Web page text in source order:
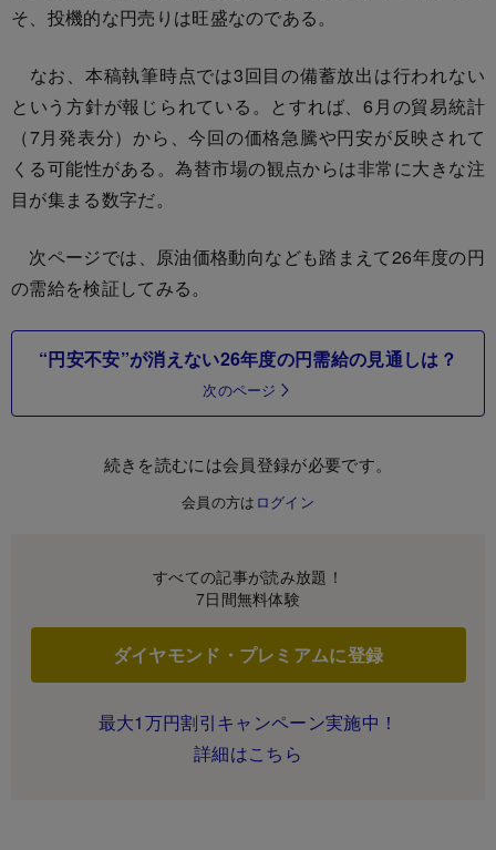
そ、投機的な円売りは旺盛なのである。
なお、本稿執筆時点では3回目の備蓄放出は行われない
という方針が報じられている。とすれば、6月の貿易統計
（7月発表分）から、今回の価格急騰や円安が反映されて
くる可能性がある。為替市場の観点からは非常に大きな注
目が集まる数字だ。
次ページでは、原油価格動向なども踏まえて26年度の円
の需給を検証してみる。
“円安不安”が消えない26年度の円需給の見通しは？
次のページ
続きを読むには会員登録が必要です。
会員の方は ログイン
すべての記事が読み放題！
7日間無料体験
ダイヤモンド・プレミアムに登録
最大1万円割引キャンペーン実施中！
詳細はこちら